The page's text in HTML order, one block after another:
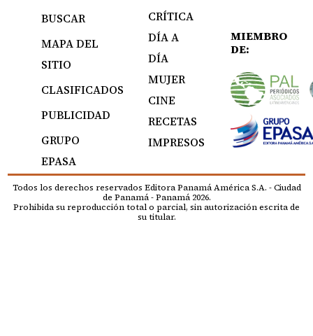
BUSCAR
MAPA DEL
SITIO
CLASIFICADOS
PUBLICIDAD
GRUPO
EPASA
CRÍTICA
DÍA A
DÍA
MUJER
CINE
RECETAS
IMPRESOS
MIEMBRO
DE:
Todos los derechos reservados Editora Panamá América S.A. - Ciudad
de Panamá - Panamá 2026.
Prohibida su reproducción total o parcial, sin autorización escrita de
su titular.